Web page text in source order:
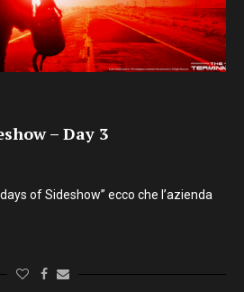
– Day 3
of Sideshow” ecco che l’azienda